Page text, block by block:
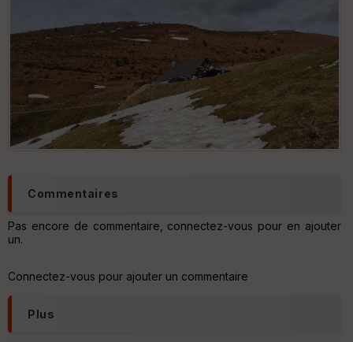
Commentaires
Pas encore de commentaire, connectez-vous pour en ajouter
un.
Connectez-vous pour ajouter un commentaire
Plus